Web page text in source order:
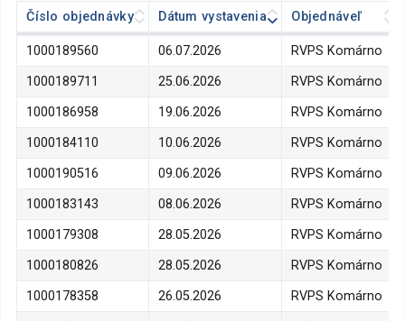
Číslo objednávky Dátum vystavenia
Objednáveľ
Číslo objednávky
Dátum vystavenia Objednáveľ
1000189560 06.07.2026
RVPS Komárno
1000189711
25.06.2026
RVPS Komárno
1000186958
19.06.2026
RVPS Komárno
1000184110
10.06.2026
RVPS Komárno
1000190516
09.06.2026
RVPS Komárno
1000183143
08.06.2026
RVPS Komárno
1000179308
28.05.2026
RVPS Komárno
1000180826
28.05.2026
RVPS Komárno
1000178358
26.05.2026
RVPS Komárno